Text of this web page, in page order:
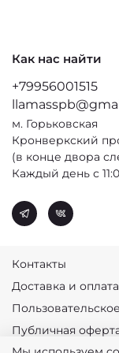
Как нас найти
+79956001515
м. Горьковская
Кронверкский
(в конце двора
Каждый день с
Контакты
Доставка и оплата
Публичная